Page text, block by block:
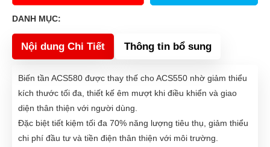
DANH MỤC:
Nội dung Chi Tiết Thông tin bổ sung
Biến tần ACS580 được thay thế cho ACS550 nhờ giảm thiểu
kích thước tối đa, thiết kế êm mượt khi điều khiển và giao
diện thân thiện với người dùng.
Đặc biệt tiết kiệm tối đa 70% năng lượng tiêu thụ, giảm thiểu
chi phí đầu tư và tiền điện thân thiện với môi trường.